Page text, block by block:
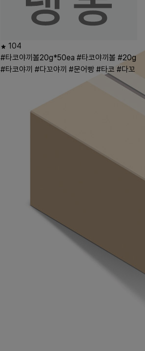
104
#타코야끼볼20g*50ea #타코야끼볼 #20g
#타코야끼 #다꼬야끼 #문어빵 #타코 #다꼬